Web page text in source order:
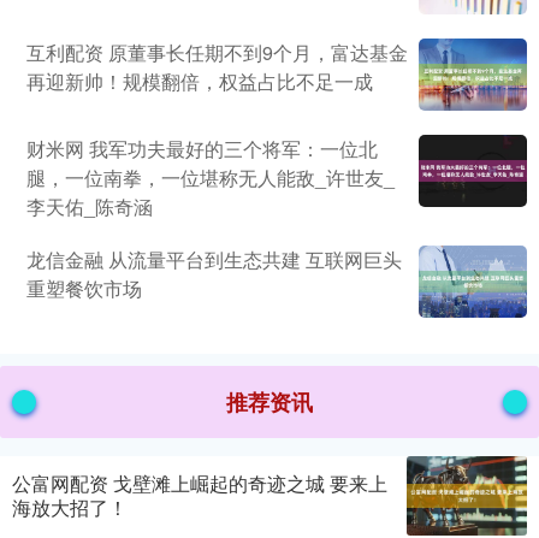
互利配资 原董事长任期不到9个月，富达基金
再迎新帅！规模翻倍，权益占比不足一成
财米网 我军功夫最好的三个将军：一位北
腿，一位南拳，一位堪称无人能敌_许世友_
李天佑_陈奇涵
龙信金融 从流量平台到生态共建 互联网巨头
重塑餐饮市场
推荐资讯
公富网配资 戈壁滩上崛起的奇迹之城 要来上
海放大招了！